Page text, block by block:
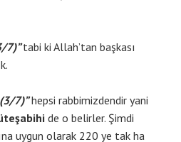
7)”tabi ki Allah’tan başkası
7)”hepsi rabbimizdendir yani
de o belirler. Şimdi
uygun olarak 220 ye tak ha